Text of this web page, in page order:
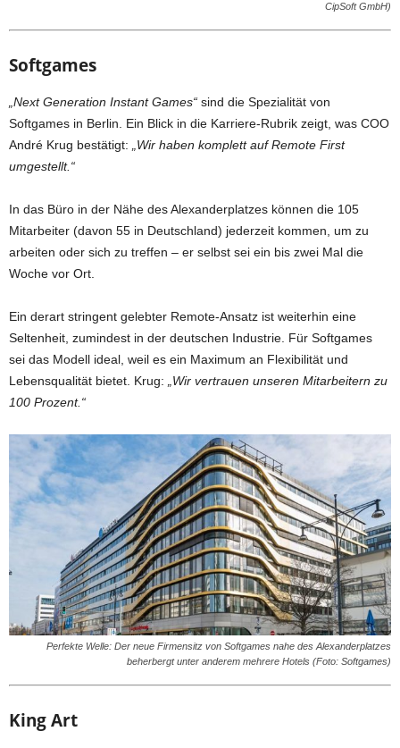
CipSoft GmbH)
Softgames
„Next Generation Instant Games“ sind die Spezialität von
Softgames in Berlin. Ein Blick in die Karriere-Rubrik zeigt, was COO
André Krug bestätigt:
„Wir haben komplett auf Remote First
umgestellt.“
In das Büro in der Nähe des Alexanderplatzes können die 105
Mitarbeiter (davon 55 in Deutschland) jederzeit kommen, um zu
arbeiten oder sich zu treffen – er selbst sei ein bis zwei Mal die
Woche vor Ort.
Ein derart stringent gelebter Remote-Ansatz ist weiterhin eine
Seltenheit, zumindest in der deutschen Industrie. Für Softgames
sei das Modell ideal, weil es ein Maximum an Flexibilität und
Lebensqualität bietet. Krug: „Wir vertrauen unseren Mitarbeitern zu
100 Prozent.“
Perfekte Welle: Der neue Firmensitz von Softgames nahe des Alexanderplatzes
beherbergt unter anderem mehrere Hotels (Foto: Softgames)
King Art